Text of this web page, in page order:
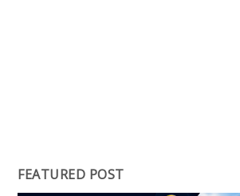
FEATURED POST